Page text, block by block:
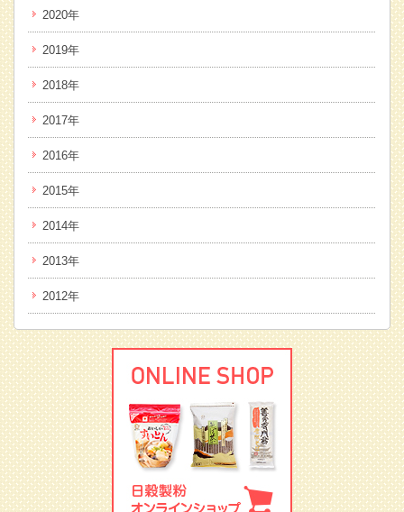
2020年
2019年
2018年
2017年
2016年
2015年
2014年
2013年
2012年